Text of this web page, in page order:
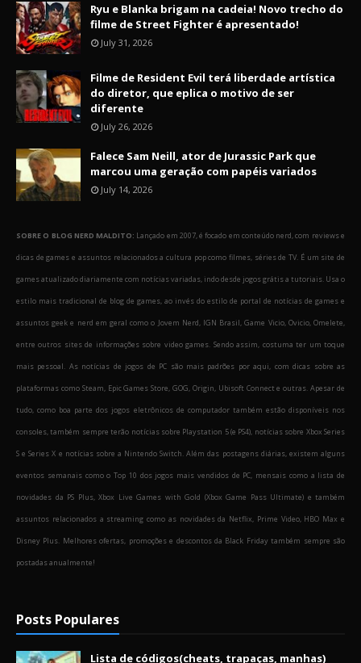
Ryu e Blanka brigam na cadeia! Novo trecho do
filme de Street Fighter é apresentado!
July 31, 2026
Filme de Resident Evil terá liberdade artística
do diretor, que eplica o motivo de ser
diferente
July 26, 2026
Falece Sam Neill, ator de Jurassic Park que
marcou uma geração com papéis variados
July 14, 2026
SOBRE O BLOG NERD MALDITO: Lançado em 2007, é focado em conteúdo nerd, com reviews e
dicas de games e assuntos relacionados a cultura pop como filmes, séries de TV. É um site de
games atualizado diariamente com notícias variadas, indo desde jogos grátis a tutoriais. Usa o
estilo mais tradicional de blog de games, ao invés do estilo de portal de notícias de games e
assuntos geek e nerd em geral como o Jovem Nerd, IGN Brasil, Game Vicio, Ovicio, Omelete,
entre outros sites de informações sobre video games. Sendo assim, costuma ter um toque
mais pessoal. As notícias de jogos de PC são mais padrões por aqui, com dicas sobre as
plataformas como Steam, Epic Games Store, GOG, Origin, Ubisoft Connect e outras. Apesar de
tudo, como boa parte dos jogos eletrônicos de computador também estão disponíveis nos
consoles, também sempre terão notícias sobre Playstation 5 (e PS4), notícias sobre Xbox Series
S e Series X e notícias sobre a Nintendo Switch. Além das postagens diárias, existem alguns
eventos semanais como o Top 10 dos jogos mais vendidos de PC, mensais como a lista de
novidades da PS Plus, Xbox Live Games with Gold (Xbox Game Pass Ultimate) e também
assuntos relacionados a streaming como as novidades da Netflix, Prime Video, HBO Max e
Disney Plus. Melhores ofertas, promoções e descontos da Black Friday também sempre são
postadas anualmente!
Posts Populares
Lista de códigos(cheats, trapaças, manhas)